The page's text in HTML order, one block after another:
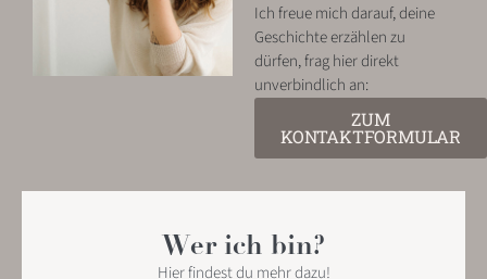
Ich freue mich darauf, deine
Geschichte erzählen zu
dürfen, frag hier direkt
unverbindlich an:
ZUM
KONTAKTFORMULAR
Wer ich bin?
Hier findest du mehr dazu!